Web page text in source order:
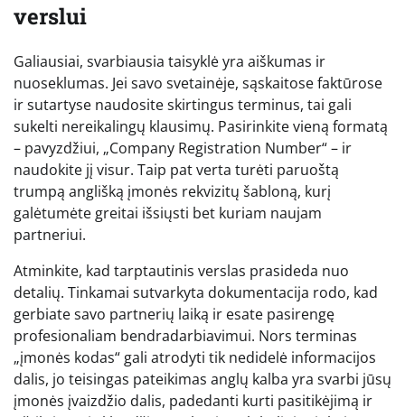
verslui
Galiausiai, svarbiausia taisyklė yra aiškumas ir
nuoseklumas. Jei savo svetainėje, sąskaitose faktūrose
ir sutartyse naudosite skirtingus terminus, tai gali
sukelti nereikalingų klausimų. Pasirinkite vieną formatą
– pavyzdžiui, „Company Registration Number“ – ir
naudokite jį visur. Taip pat verta turėti paruoštą
trumpą anglišką įmonės rekvizitų šabloną, kurį
galėtumėte greitai išsiųsti bet kuriam naujam
partneriui.
Atminkite, kad tarptautinis verslas prasideda nuo
detalių. Tinkamai sutvarkyta dokumentacija rodo, kad
gerbiate savo partnerių laiką ir esate pasirengę
profesionaliam bendradarbiavimui. Nors terminas
„įmonės kodas“ gali atrodyti tik nedidelė informacijos
dalis, jo teisingas pateikimas anglų kalba yra svarbi jūsų
įmonės įvaizdžio dalis, padedanti kurti pasitikėjimą ir